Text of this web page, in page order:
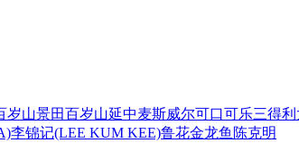
岁山景田百岁山延中麦斯威尔可口可乐三得利
李锦记(LEE KUM KEE)鲁花金龙鱼 陈克明